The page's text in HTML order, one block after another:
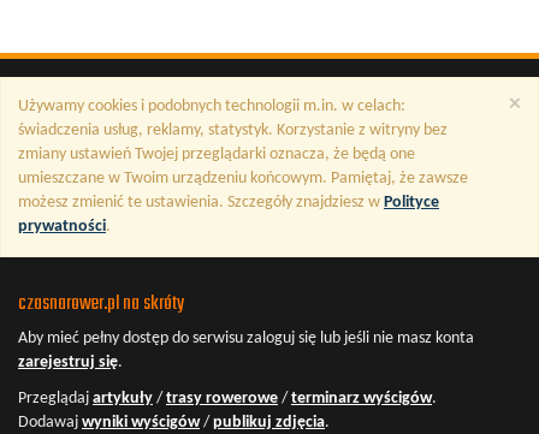
×
Używamy cookies i podobnych technologii m.in. w celach:
świadczenia usług, reklamy, statystyk. Korzystanie z witryny bez
zmiany ustawień Twojej przeglądarki oznacza, że będą one
umieszczane w Twoim urządzeniu końcowym. Pamiętaj, że zawsze
możesz zmienić te ustawienia. Szczegóły znajdziesz w Polityce
prywatności.
czasnarower.pl na skróty
Aby mieć pełny dostęp do serwisu zaloguj się lub jeśli nie masz konta
zarejestruj się.
Przeglądaj artykuły / trasy rowerowe / terminarz wyścigów.
Dodawaj wyniki wyścigów/ publikuj zdjęcia.